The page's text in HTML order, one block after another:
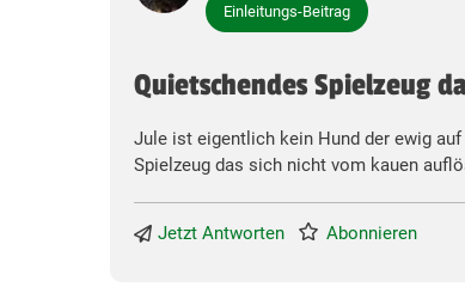
Einleitungs-Beitrag
Quietschendes Spielzeug
Jule ist eigentlich kein Hund der ewig
Spielzeug das sich nicht vom kauen
Jetzt Antworten Abonnieren